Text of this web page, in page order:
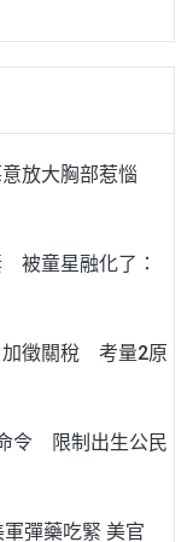
放大胸部惹惱
被童星融化了：
加徵關稅 考量2原
令 限制出生公民
彈藥吃緊 美官